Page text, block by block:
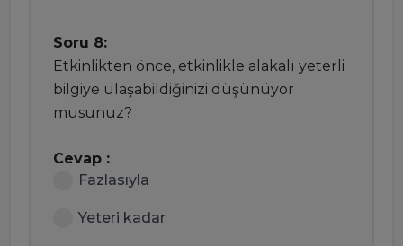
Soru 8:
Etkinlikten önce, etkinlikle alakalı yeterli
bilgiye ulaşabildiğinizi düşünüyor
musunuz?
Cevap :
Fazlasıyla
Yeteri kadar